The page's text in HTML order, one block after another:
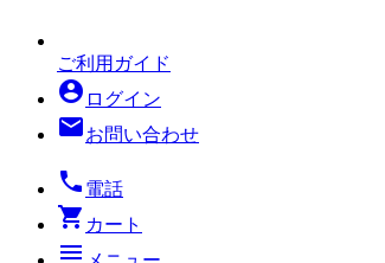
ご利用ガイド
account_circle ログイン
mailお問い合わせ
local_phone 電話
shopping_cart カート
menu